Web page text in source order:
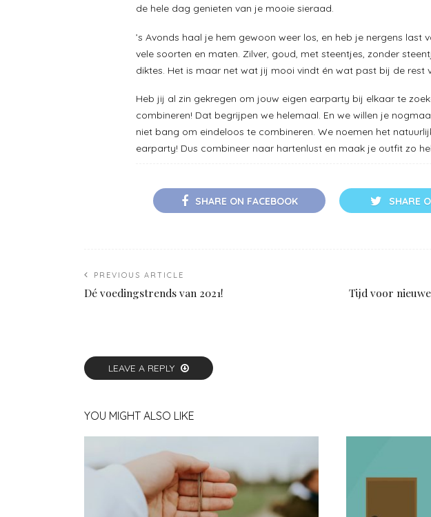
de hele dag genieten van je mooie sieraad.
’s Avonds haal je hem gewoon weer los, en heb je nergens last
vele soorten en maten. Zilver, goud, met steentjes, zonder
diktes. Het is maar net wat jij mooi vindt én wat past bij de rest
Heb jij al zin gekregen om jouw eigen earparty bij elkaar te
combineren! Dat begrijpen we helemaal. En we willen je
niet bang om eindeloos te combineren. We noemen het
earparty! Dus combineer naar hartenlust en maak je outfit zo
SHARE ON FACEBOOK SHARE
PREVIOUS ARTICLE
Dé voedingstrends van 2021!
Tijd voor
LEAVE A REPLY
YOU MIGHT ALSO LIKE